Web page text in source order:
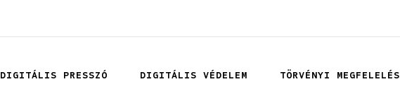
DIGITÁLIS PRESSZÓ DIGITÁLIS VÉDELEM TÖRVÉNYI MEGFELELÉS